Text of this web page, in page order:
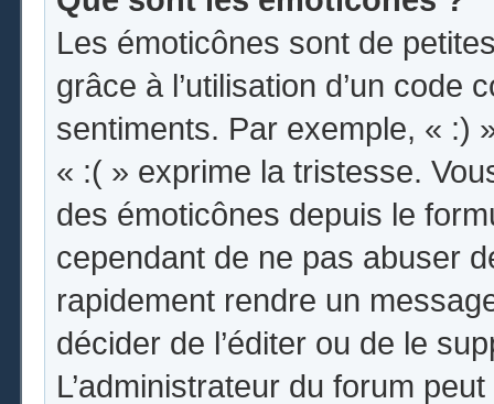
Les émoticônes sont de
grâce à l’utilisation d’un code
sentiments. Par exemple, « :)
« :( » exprime la tristesse.
des émoticônes depuis le
cependant de ne pas abuser
rapidement rendre un
décider de l’éditer ou de le
L’administrateur du forum